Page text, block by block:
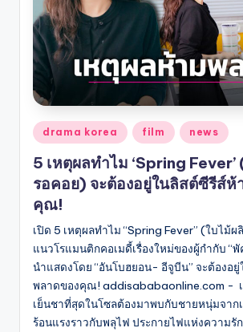
Posted
in
drama korea film news
5 เหตุผลทำไม ‘Spring
รอคอย) จะต้องอยู่ในลิสต์ซีรีส์
คุณ!
เปิด 5 เหตุผลทำไม “Spring Fever” (ใบไม้
แนวโรแมนติกคอเมดี้เรื่องใหม่ของผู้กำกับ “พั
นำแสดงโดย “อันโบฮยอน- อีจูบีน” จะต้องอ
พลาดของคุณ! addisababaonline.com -
เย็นชาที่สุดในโซลต้องมาพบกับชายหนุ่มจาก
ร้อนแรงราวกับพลุไฟ ประกายไฟแห่งความรั